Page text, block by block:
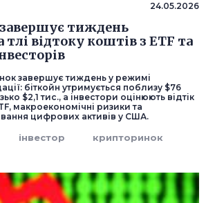
24.05.2026
тиждень
відтоку коштів з ETF та
завершує тиждень у режимі
біткойн утримується поблизу $76
$2,1 тис., а інвестори оцінюють відтік
макроекономічні ризики та
цифрових активів у США.
інвестор крипторинок